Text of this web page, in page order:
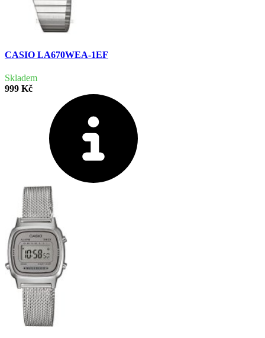
CASIO LA670WEA-1EF
Skladem
999 Kč